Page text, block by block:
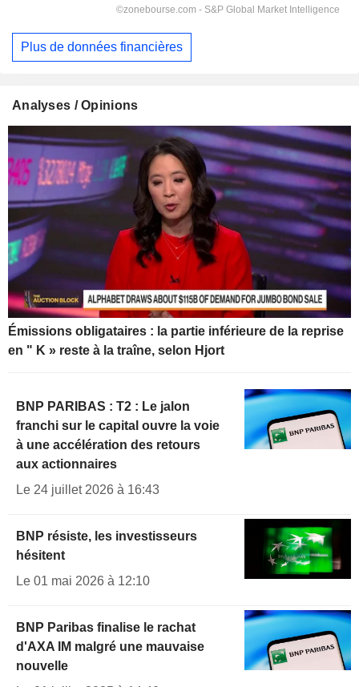
Plus de données financières
Analyses / Opinions
Émissions obligataires : la partie inférieure de la reprise
en " K » reste à la traîne, selon Hjort
BNP PARIBAS : T2 : Le jalon
franchi sur le capital ouvre la voie
à une accélération des retours
aux actionnaires
Le 24 juillet 2026 à 16:43
BNP résiste, les investisseurs
hésitent
Le 01 mai 2026 à 12:10
BNP Paribas finalise le rachat
d'AXA IM malgré une mauvaise
nouvelle